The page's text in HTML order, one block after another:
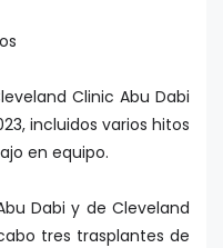
Clinic Abu Dabi
incluidos varios hitos
en equipo.
Dabi y de Cleveland
tres trasplantes de